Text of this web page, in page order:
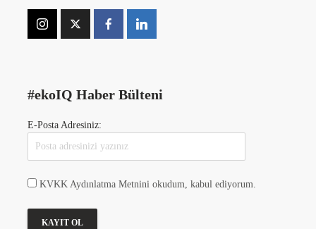
#ekoIQ Haber Bülteni
E-Posta Adresiniz:
KVKK Aydınlatma Metnini okudum, kabul ediyorum.